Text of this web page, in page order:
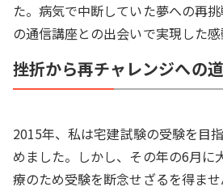
た。病気で中断していた夢への再
の通信講座との出会いで実現した感
挫折から再チャレンジへの
2015年、私は宅建試験の受験を目
めました。しかし、その年の6月に
療のため受験を断念せざるを得ま